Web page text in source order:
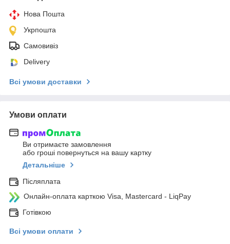
Нова Пошта
Укрпошта
Самовивіз
Delivery
Всі умови доставки
Умови оплати
Ви отримаєте замовлення
або гроші повернуться на вашу картку
Детальніше
Післяплата
Онлайн-оплата карткою Visa, Mastercard - LiqPay
Готівкою
Всі умови оплати